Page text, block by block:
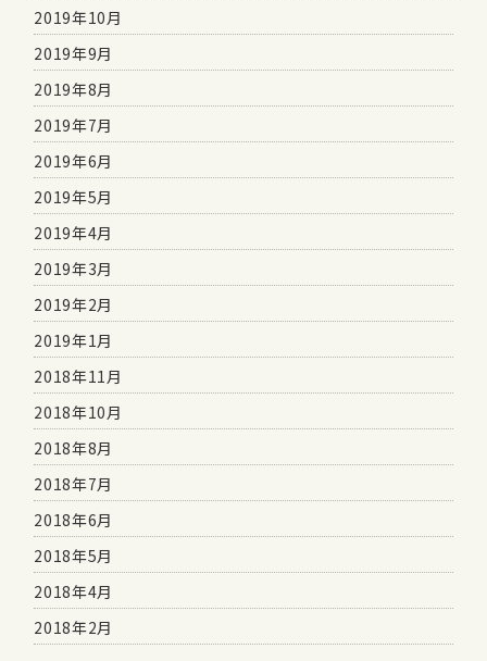
2019年10月
2019年9月
2019年8月
2019年7月
2019年6月
2019年5月
2019年4月
2019年3月
2019年2月
2019年1月
2018年11月
2018年10月
2018年8月
2018年7月
2018年6月
2018年5月
2018年4月
2018年2月